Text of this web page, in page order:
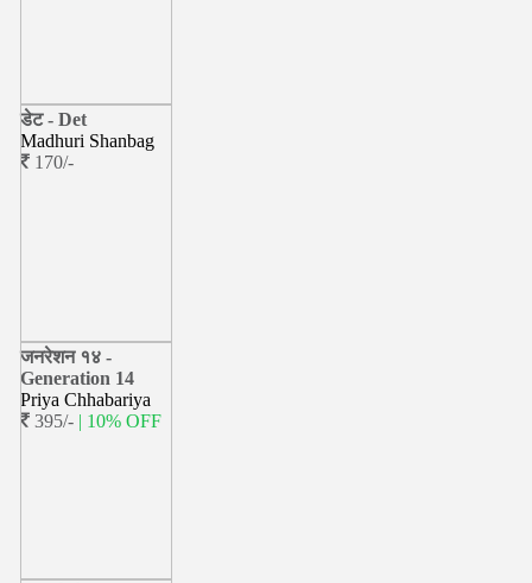
डेट - Det
Madhuri Shanbag
170/-
जनरेशन १४ -
Generation 14
Priya Chhabariya
395/- | 10% OFF